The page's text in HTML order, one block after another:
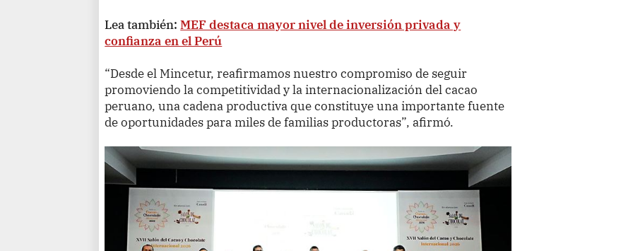
Lea también: MEF destaca mayor nivel de inversión privada y
confianza en el Perú
“Desde el Mincetur, reafirmamos nuestro compromiso de seguir
promoviendo la competitividad y la internacionalización del cacao
peruano, una cadena productiva que constituye una importante fuente
de oportunidades para miles de familias productoras”, afirmó.